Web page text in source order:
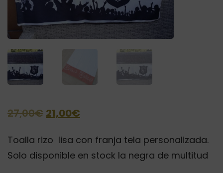
27,00€ El
original
21,00€
actual
Toalla rizo lisa con franja tela personalizada.
Solo disponible en stock la negra de multitud